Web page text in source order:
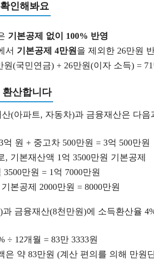
인해봐요
기본공제 없이 100% 반영
서 기본공제 4만원을 제외한 26만원
원(국민연금) + 26만원(이자 소득) = 71
산합니다
(아파트, 자동차)과 금융재산은 다음
원 + 중고차 500만원 = 3억 500만원
, 기본재산액 1억 3500만원 기본공제
만원 = 1억 7000만원
본공제 2000만원 = 8000만원
금융재산(8천만원)에 소득환산율
÷ 12개월 = 83만 3333원
은 약 83만원 (계산 편의를 의해 만원